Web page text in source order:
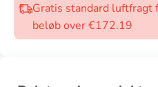
Gratis standard luftfragt
beløb over €172.19